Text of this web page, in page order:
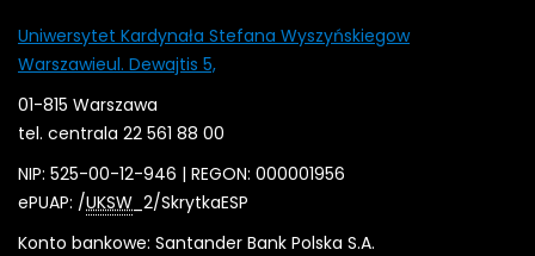
Uniwersytet Kardynała Stefana Wyszyńskiegow
Warszawieul. Dewajtis 5,
01-815 Warszawa
tel. centrala 22 561 88 00
NIP: 525-00-12-946 | REGON: 000001956
ePUAP: /UKSW _2/SkrytkaESP
Konto bankowe: Santander Bank Polska S.A.